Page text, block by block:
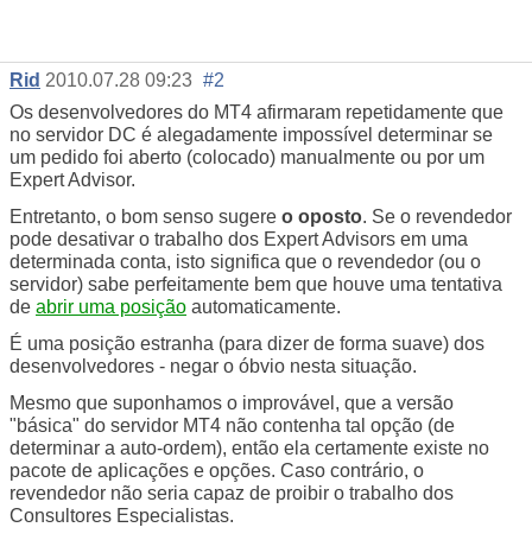
Rid 2010.07.28 09:23 #2
Os desenvolvedores do MT4 afirmaram repetidamente que
no servidor DC é alegadamente impossível determinar se
um pedido foi aberto (colocado) manualmente ou por um
Expert Advisor.
Entretanto, o bom senso sugere o oposto. Se o revendedor
pode desativar o trabalho dos Expert Advisors em uma
determinada conta, isto significa que o revendedor (ou o
servidor) sabe perfeitamente bem que houve uma tentativa
de abrir uma posição automaticamente.
É uma posição estranha (para dizer de forma suave) dos
desenvolvedores - negar o óbvio nesta situação.
Mesmo que suponhamos o improvável, que a versão
"básica" do servidor MT4 não contenha tal opção (de
determinar a auto-ordem), então ela certamente existe no
pacote de aplicações e opções. Caso contrário, o
revendedor não seria capaz de proibir o trabalho dos
Consultores Especialistas.